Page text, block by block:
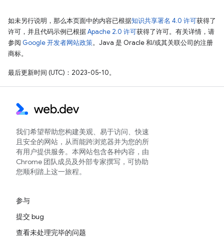
如未另行说明，那么本页面中的内容已根据知识共享署名 4.0 许可获得了
许可，并且代码示例已根据Apache 2.0 许可获得了许可。有关详情，请
参阅 Google 开发者网站政策。Java 是 Oracle 和/或其关联公司的注册
商标。
最后更新时间 (UTC)：2023-05-10。
我们希望帮助您构建美观、易于访问、快速
且安全的网站，从而能跨浏览器并为您的所
有用户提供服务。本网站包含各种内容，由
Chrome 团队成员及外部专家撰写，可协助
您顺利踏上这一旅程。
参与
提交 bug
查看未处理完毕的问题